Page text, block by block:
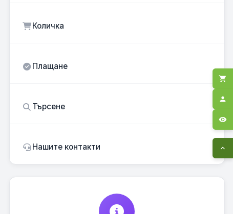
Количка
Плащане
Търсене
Нашите контакти
shopping_cart
person
visibility
expand_less